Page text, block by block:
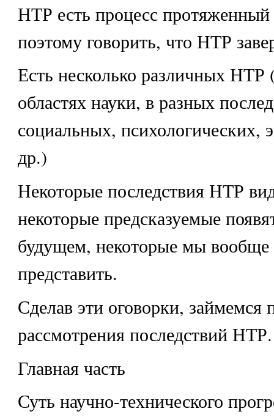
НТР есть процесс
поэтому говорить, что НТР
Есть несколько различных НТР
областях науки, в разных
социальных, психологических,
др.)
Некоторые последствия НТР
некоторые предсказуемые
будущем, некоторые мы
представить.
Сделав эти оговорки, займемся
рассмотрения последствий НТР.
Главная часть
Суть научно-технического